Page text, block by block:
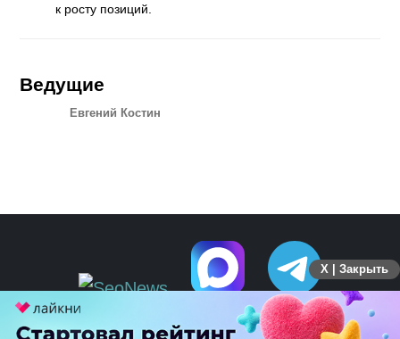
к росту позиций.
Ведущие
Евгений Костин
X | Закрыть
ПЕРЕЙТИ НА ПОЛНУЮ ВЕРСИЮ